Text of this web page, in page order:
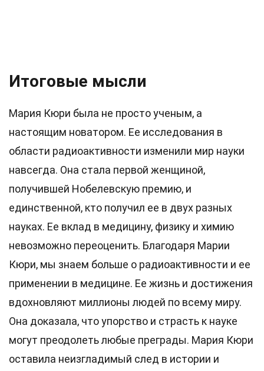
Итоговые мысли
Мария Кюри была не просто ученым, а
настоящим новатором. Ее исследования в
области радиоактивности изменили мир науки
навсегда. Она стала первой женщиной,
получившей Нобелевскую премию, и
единственной, кто получил ее в двух разных
науках. Ее вклад в медицину, физику и химию
невозможно переоценить. Благодаря Марии
Кюри, мы знаем больше о радиоактивности и ее
применении в медицине. Ее жизнь и достижения
вдохновляют миллионы людей по всему миру.
Она доказала, что упорство и страсть к науке
могут преодолеть любые преграды. Мария Кюри
оставила неизгладимый след в истории и